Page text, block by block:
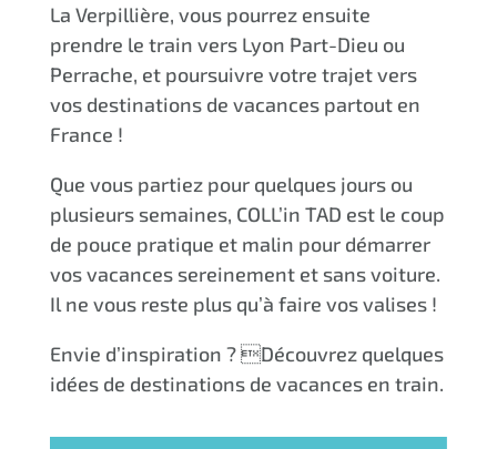
La Verpillière, vous pourrez ensuite
prendre le train vers Lyon Part-Dieu ou
Perrache, et poursuivre votre trajet vers
vos destinations de vacances partout en
France !
Que vous partiez pour quelques jours ou
plusieurs semaines, COLL’in TAD est le coup
de pouce pratique et malin pour démarrer
vos vacances sereinement et sans voiture.
Il ne vous reste plus qu’à faire vos valises !
Envie d’inspiration ? Découvrez quelques
idées de destinations de vacances en train.